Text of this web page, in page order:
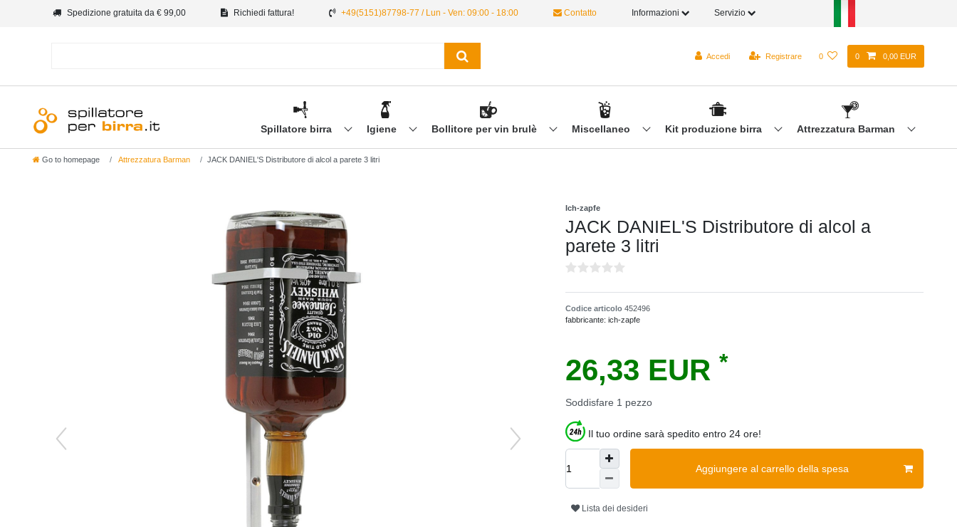
Spedizione gratuita da € 99,00 Richiedi fattura! +49(5151)87798-77 / Lun - Ven: 09:00 - 18:00 Contatto Informazioni Servizio
Accedi Registrare 0 0 0,00 EUR
Spillatore birra Igiene Bollitore per vin brulè Miscellaneo Kit produzione birra Attrezzatura Barman
Go to homepage Attrezzatura Barman JACK DANIEL'S Distributore di alcol a parete 3 litri
Ich-zapfe
JACK DANIEL'S Distributore di alcol a
parete 3 litri
Codice articolo 452496
fabbricante: ich-zapfe
26,33 EUR *
Soddisfare 1 pezzo
Il tuo ordine sarà spedito entro 24 ore!
Aggiungere al carrello della spesa
Lista dei desideri